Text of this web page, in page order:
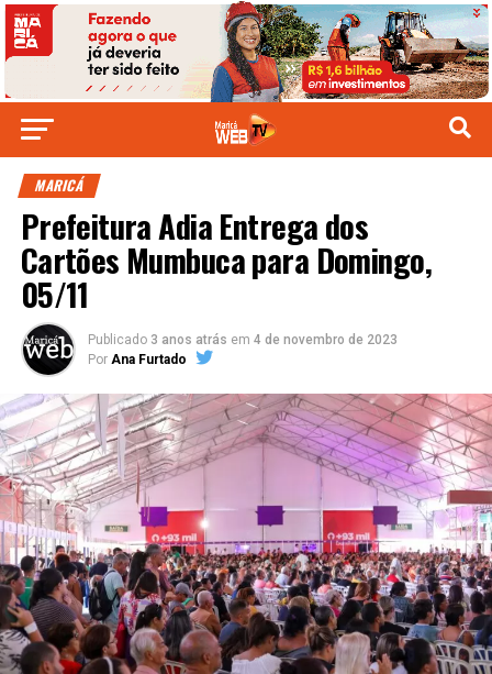
MARICÁ
Prefeitura Adia Entrega dos
Cartões Mumbuca para Domingo,
05/11
Publicado 3 anos atrás em 4 de novembro de 2023
Por Ana Furtado